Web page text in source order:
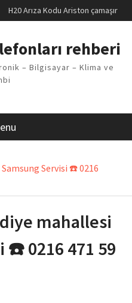
LG kombi E2 Arızası Çözümü
Çözüm Yöntemleri
Vaillant çamaşır makinesi E03
Arıza Kodu
Ferroli klima E3 Arızası Çözümü
rehberi
– Bilgisayar – Klima ve
Servisi ☎️ 0216
mahallesi
☎️ 0216 471 59